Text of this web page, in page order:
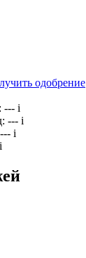
одобрение
--- i
--- i
--- i
i